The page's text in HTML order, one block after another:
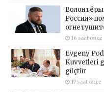
России»
16 saat önce
Evgeny
Kuvvetleri
güçtür
17 saat önce